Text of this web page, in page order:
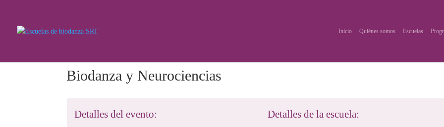
Inicio Quiénes somos Escuelas
Biodanza y Neurociencias
Detalles del evento: Detalles de la escuela: